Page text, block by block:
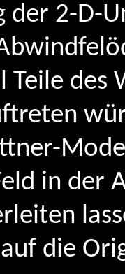
der 2-D-
Teile des
in der
die